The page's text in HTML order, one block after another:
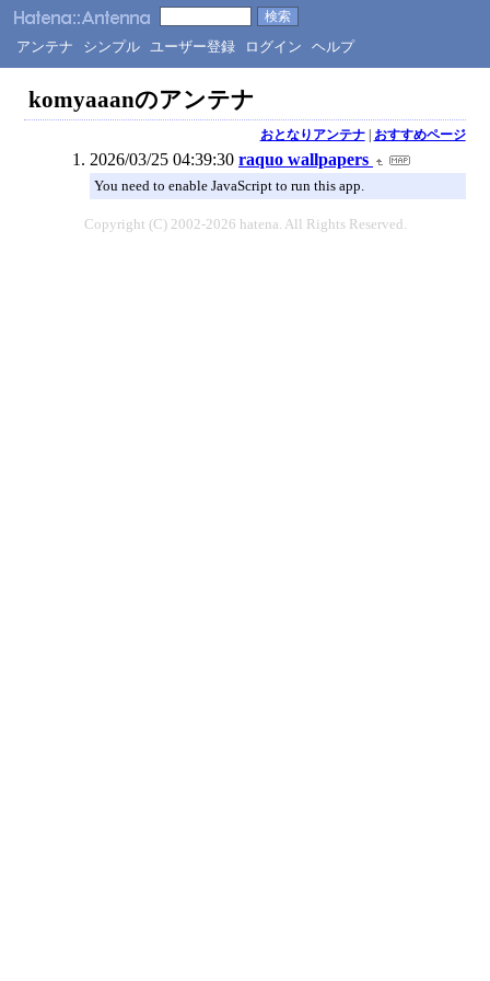
アンテナ シンプル ユーザー登録 ログイン ヘルプ
komyaaanのアンテナ
おとなりアンテナ| おすすめページ
2026/03/25 04:39:30 raquo wallpapers
You need to enable JavaScript to run this app.
Copyright (C) 2002-2026 hatena. All Rights Reserved.